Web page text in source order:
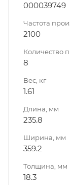
000039749
Частота
2100
Количество
8
Вес, кг
1.61
Длина, мм
235.8
Ширина, мм
359.2
Толщина, мм
18.3